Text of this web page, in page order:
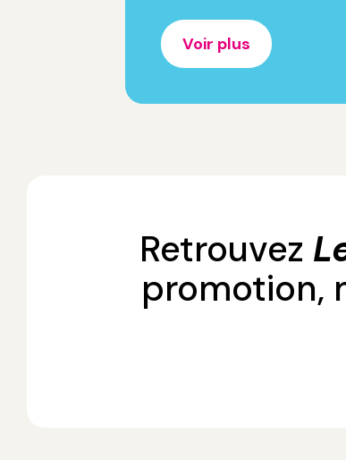
Voir plus
Retrouvez
promotion,